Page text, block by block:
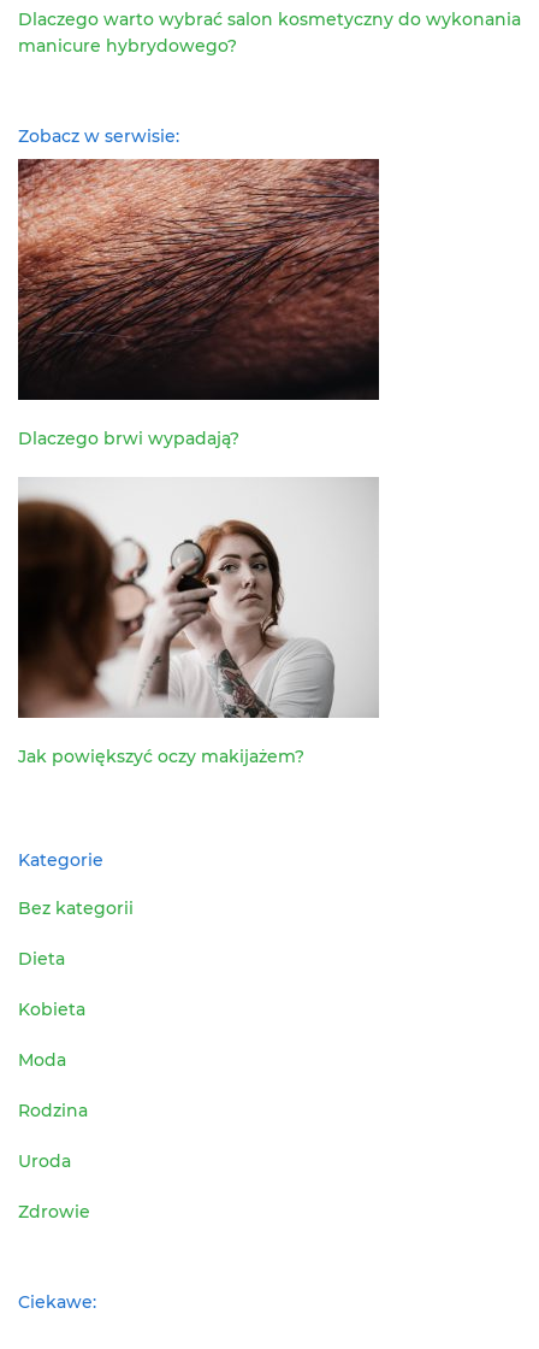
Dlaczego warto wybrać salon kosmetyczny do wykonania
manicure hybrydowego?
Zobacz w serwisie:
Dlaczego brwi wypadają?
Jak powiększyć oczy makijażem?
Kategorie
Bez kategorii
Dieta
Kobieta
Moda
Rodzina
Uroda
Zdrowie
Ciekawe: